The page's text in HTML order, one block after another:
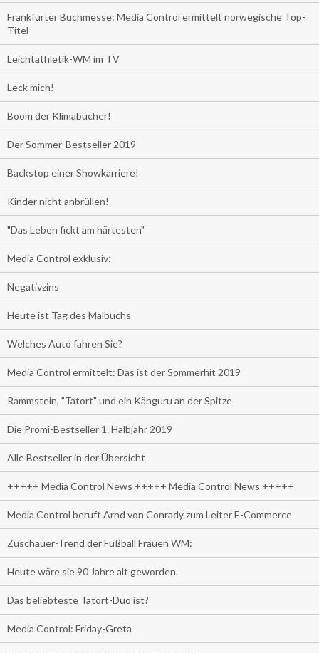
Frankfurter Buchmesse: Media Control ermittelt norwegische Top-
Titel
Leichtathletik-WM im TV
Leck mich!
Boom der Klimabücher!
Der Sommer-Bestseller 2019
Backstop einer Showkarriere!
Kinder nicht anbrüllen!
"Das Leben fickt am härtesten"
Media Control exklusiv:
Negativzins
Heute ist Tag des Malbuchs
Welches Auto fahren Sie?
Media Control ermittelt: Das ist der Sommerhit 2019
Rammstein, "Tatort" und ein Känguru an der Spitze
Die Promi-Bestseller 1. Halbjahr 2019
Alle Bestseller in der Übersicht
+++++ Media Control News +++++ Media Control News +++++
Media Control beruft Arnd von Conrady zum Leiter E-Commerce
Zuschauer-Trend der Fußball Frauen WM:
Heute wäre sie 90 Jahre alt geworden.
Das beliebteste Tatort-Duo ist?
Media Control: Friday-Greta